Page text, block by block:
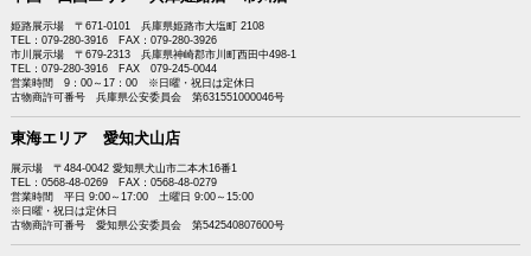
姫路展示場 〒671-0101 兵庫県姫路市大塩町 2108
TEL：079-280-3916 FAX：079-280-3926
市川展示場 〒679-2313 兵庫県神崎郡市川町西田中498-1
TEL：079-280-3916 FAX 079-245-0044
営業時間 9：00～17：00 ※日曜・祝日は定休日
古物商許可番号 兵庫県公安委員会 第631551000046号
東海エリア 愛知犬山店
展示場 〒484-0042 愛知県犬山市二本木16番1
TEL：0568-48-0269 FAX：0568-48-0279
営業時間 平日 9:00～17:00 土曜日 9:00～15:00
※日曜・祝日は定休日
古物商許可番号 愛知県公安委員会 第542540807600号